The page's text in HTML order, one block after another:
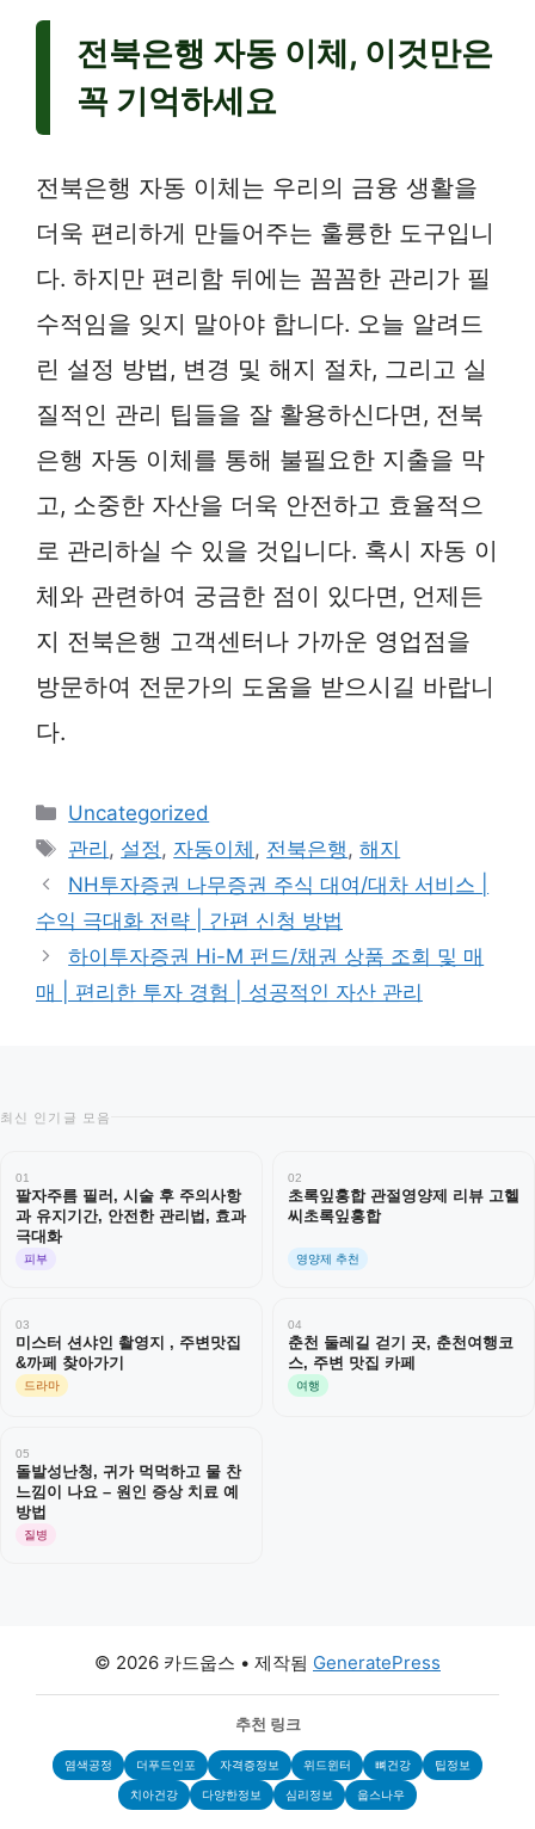
전북은행 자동 이체, 이것만은
꼭 기억하세요
전북은행 자동 이체는 우리의 금융 생활을
더욱 편리하게 만들어주는 훌륭한 도구입니
다. 하지만 편리함 뒤에는 꼼꼼한 관리가 필
수적임을 잊지 말아야 합니다. 오늘 알려드
린 설정 방법, 변경 및 해지 절차, 그리고 실
질적인 관리 팁들을 잘 활용하신다면, 전북
은행 자동 이체를 통해 불필요한 지출을 막
고, 소중한 자산을 더욱 안전하고 효율적으
로 관리하실 수 있을 것입니다. 혹시 자동 이
체와 관련하여 궁금한 점이 있다면, 언제든
지 전북은행 고객센터나 가까운 영업점을
방문하여 전문가의 도움을 받으시길 바랍니
다.
카
테
리
Uncategorized
태
그
관리 , 설정 , 자동이체 , 전북은행 ,해지
NH투자증권 나무증권 주식 대여/대차 서비스 |
수익 극대화 전략 | 간편 신청 방법
하이투자증권 Hi-M 펀드/채권 상품 조회 및 매
매 | 편리한 투자 경험 | 성공적인 자산 관리
최신 인기글 모음
01
팔자주름 필러, 시술 후 주의사항
과 유지기간, 안전한 관리법, 효과
극대화
피부
02
초록잎홍합 관절영양제 리뷰 고헬
씨초록잎홍합
영양제 추천
03
미스터 션샤인 촬영지 , 주변맛집
&까페 찾아가기
드라마
04
춘천 둘레길 걷기 곳, 춘천여행코
스, 주변 맛집 카페
여행
05
돌발성난청, 귀가 먹먹하고 물 찬
느낌이 나요 – 원인 증상 치료 예
방법
질병
© 2026 카드웁스 • 제작됨 GeneratePress
추천 링크
염색공정 더푸드인포 자격증정보 위드윈터 뼈건강 팁정보
치아건강 다양한정보 심리정보 웁스나우